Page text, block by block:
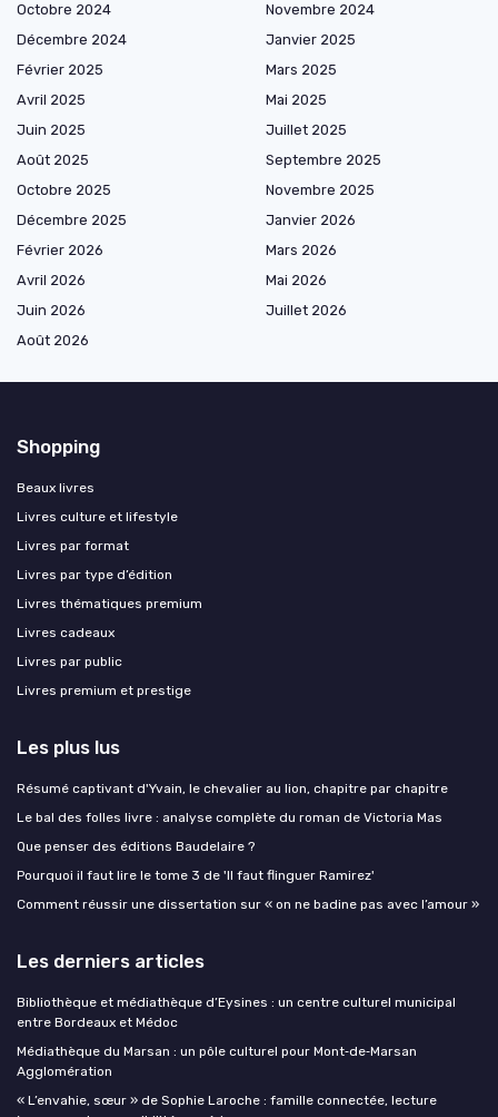
Octobre 2024
Novembre 2024
Décembre 2024
Janvier 2025
Février 2025
Mars 2025
Avril 2025
Mai 2025
Juin 2025
Juillet 2025
Août 2025
Septembre 2025
Octobre 2025
Novembre 2025
Décembre 2025
Janvier 2026
Février 2026
Mars 2026
Avril 2026
Mai 2026
Juin 2026
Juillet 2026
Août 2026
Shopping
Beaux livres
Livres culture et lifestyle
Livres par format
Livres par type d’édition
Livres thématiques premium
Livres cadeaux
Livres par public
Livres premium et prestige
Les plus lus
Résumé captivant d'Yvain, le chevalier au lion, chapitre par chapitre
Le bal des folles livre : analyse complète du roman de Victoria Mas
Que penser des éditions Baudelaire ?
Pourquoi il faut lire le tome 3 de 'Il faut flinguer Ramirez'
Comment réussir une dissertation sur « on ne badine pas avec l’amour »
Les derniers articles
Bibliothèque et médiathèque d’Eysines : un centre culturel municipal
entre Bordeaux et Médoc
Médiathèque du Marsan : un pôle culturel pour Mont‑de‑Marsan
Agglomération
« L’envahie, sœur » de Sophie Laroche : famille connectée, lecture